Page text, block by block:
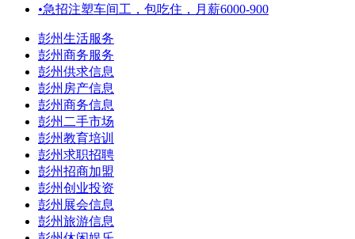
•急招注塑车间工，包吃住，月薪6000-900
彭州生活服务
彭州商务服务
彭州供求信息
彭州房产信息
彭州商务信息
彭州二手市场
彭州教育培训
彭州求职招聘
彭州招商加盟
彭州创业投资
彭州展会信息
彭州旅游信息